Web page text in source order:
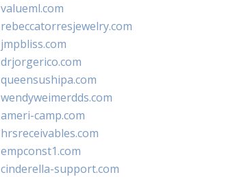
valueml.com
rebeccatorresjewelry.com
jmpbliss.com
drjorgerico.com
queensushipa.com
wendyweimerdds.com
ameri-camp.com
hrsreceivables.com
empconst1.com
cinderella-support.com